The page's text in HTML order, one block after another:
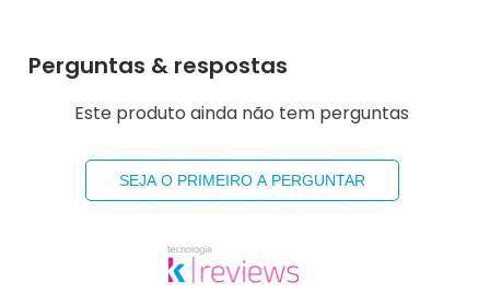
Perguntas & respostas
Este produto ainda não tem perguntas
SEJA O PRIMEIRO A PERGUNTAR